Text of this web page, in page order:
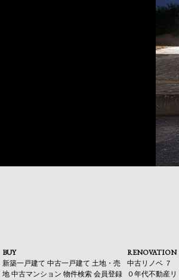
BUY
新築一戸建て 中古一戸建て 土地・売
地 中古マンション 物件検索 会員登録
RENOVATION
中古リノベ ７
０年代不動産リ